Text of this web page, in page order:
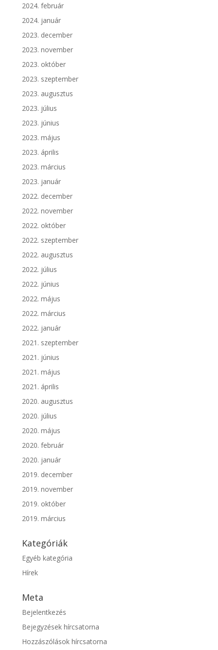
2024. február
2024. január
2023. december
2023. november
2023. október
2023. szeptember
2023. augusztus
2023. július
2023. június
2023. május
2023. április
2023. március
2023. január
2022. december
2022. november
2022. október
2022. szeptember
2022. augusztus
2022. július
2022. június
2022. május
2022. március
2022. január
2021. szeptember
2021. június
2021. május
2021. április
2020. augusztus
2020. július
2020. május
2020. február
2020. január
2019. december
2019. november
2019. október
2019. március
Kategóriák
Egyéb kategória
Hírek
Meta
Bejelentkezés
Bejegyzések hírcsatorna
Hozzászólások hírcsatorna